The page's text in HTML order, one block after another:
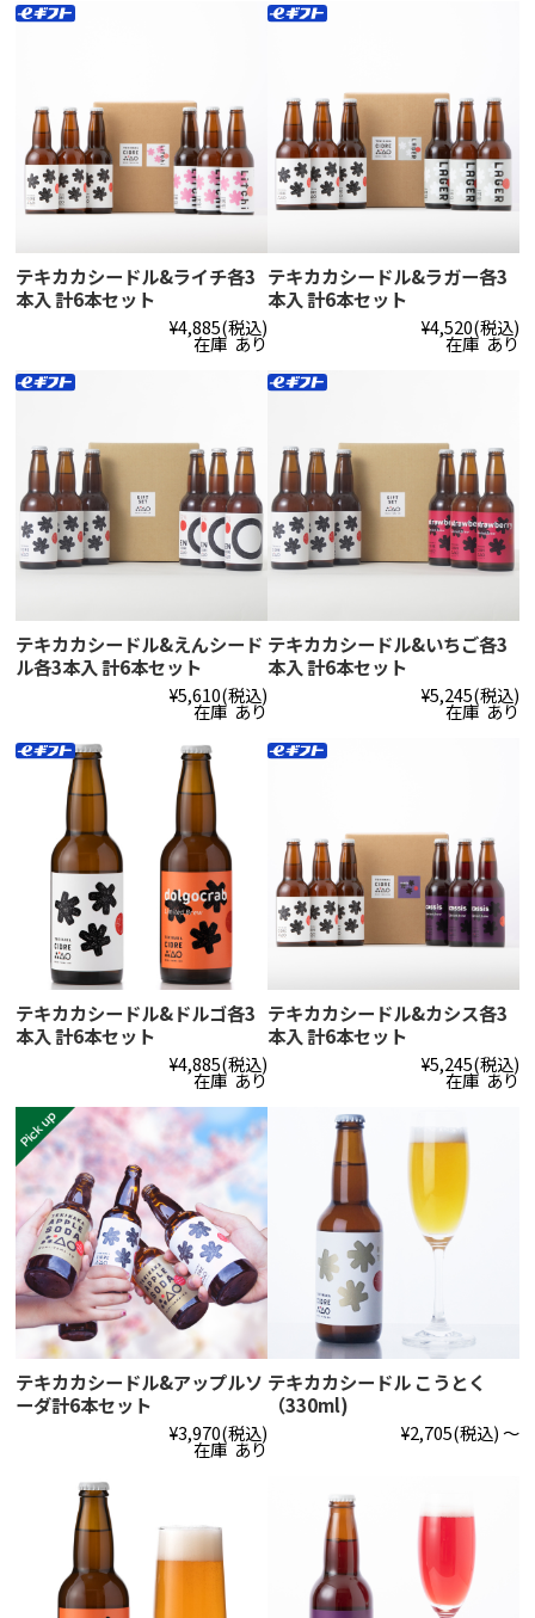
テキカカシードル&ライチ各3
本入 計6本セット
¥4,885(税込)
在庫 あり
テキカカシードル&ラガー各3
本入 計6本セット
¥4,520(税込)
在庫 あり
テキカカシードル&えんシード
ル各3本入 計6本セット
¥5,610(税込)
在庫 あり
テキカカシードル&いちご各3
本入 計6本セット
¥5,245(税込)
在庫 あり
テキカカシードル&ドルゴ各3
本入 計6本セット
¥4,885(税込)
在庫 あり
テキカカシードル&カシス各3
本入 計6本セット
¥5,245(税込)
在庫 あり
テキカカシードル&アップルソ
ーダ計6本セット
¥3,970(税込)
在庫 あり
テキカカシードル こうとく
（330ml)
¥2,705(税込)～